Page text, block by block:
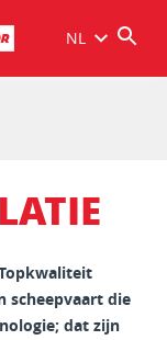
NL
scheepvaart die
dat zijn